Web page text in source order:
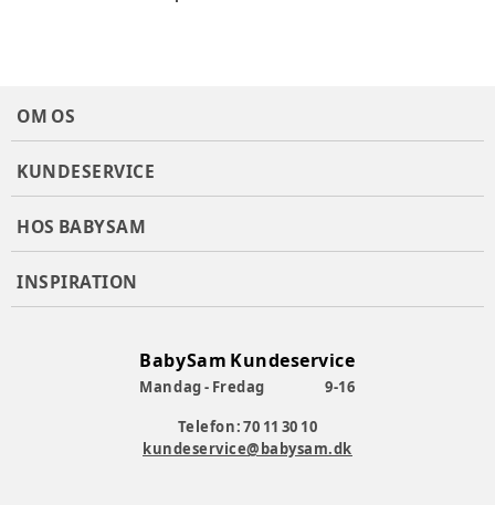
OM OS
KUNDESERVICE
HOS BABYSAM
INSPIRATION
BabySam Kundeservice
Mandag - Fredag
9-16
Telefon: 70 11 30 10
kundeservice@babysam.dk